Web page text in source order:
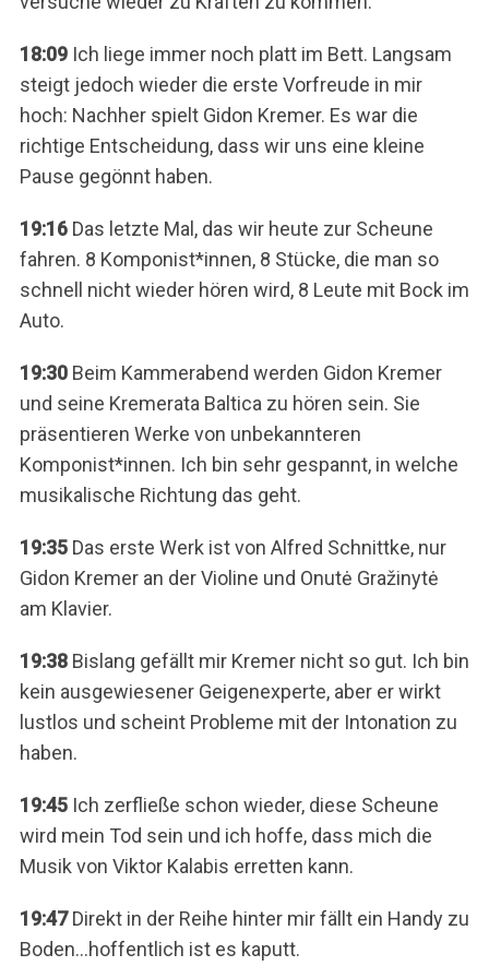
18:09Ich liege immer noch platt im Bett. Langsam
steigt jedoch wieder die erste Vorfreude in mir
hoch: Nachher spielt Gidon Kremer. Es war die
richtige Entscheidung, dass wir uns eine kleine
Pause gegönnt haben.
19:16Das letzte Mal, das wir heute zur Scheune
fahren. 8 Komponist*innen, 8 Stücke, die man so
schnell nicht wieder hören wird, 8 Leute mit Bock im
Auto.
19:30Beim Kammerabend werden Gidon Kremer
und seine Kremerata Baltica zu hören sein. Sie
präsentieren Werke von unbekannteren
Komponist*innen. Ich bin sehr gespannt, in welche
musikalische Richtung das geht.
19:35Das erste Werk ist von Alfred Schnittke, nur
Gidon Kremer an der Violine und Onutė Gražinytė
am Klavier.
19:38Bislang gefällt mir Kremer nicht so gut. Ich bin
kein ausgewiesener Geigenexperte, aber er wirkt
lustlos und scheint Probleme mit der Intonation zu
haben.
19:45Ich zerfließe schon wieder, diese Scheune
wird mein Tod sein und ich hoffe, dass mich die
Musik von Viktor Kalabis erretten kann.
19:47Direkt in der Reihe hinter mir fällt ein Handy zu
Boden…hoffentlich ist es kaputt.